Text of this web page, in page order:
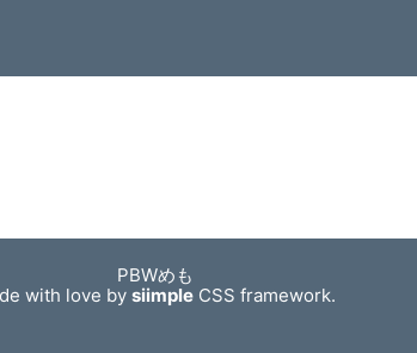
PBWめも
with love bysiimple CSS framework.